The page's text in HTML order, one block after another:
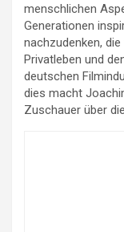
menschlichen
Generationen
nachzudenken,
Privatleben und
deutschen
dies macht
Zuschauer über